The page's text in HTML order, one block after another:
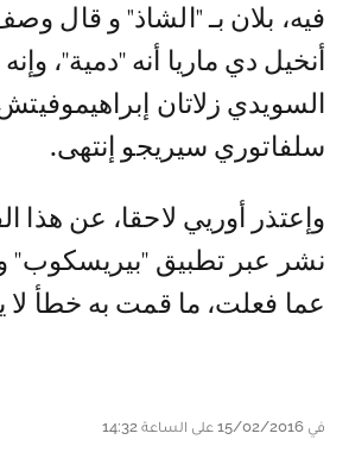
فيه، بلان بـ "الشاذ" و قال
أنخيل دي ماريا أنه ''دمية''،
السويدي زلاتان
سلفاتوري سيريجو إنتهى.
وإعتذر أوريي لاحقا، عن هذا
نشر عبر تطبيق ''بيريسكوب''
عما فعلت، ما قمت به خطأ لا
في 15/02/2016 على الساعة 14:32